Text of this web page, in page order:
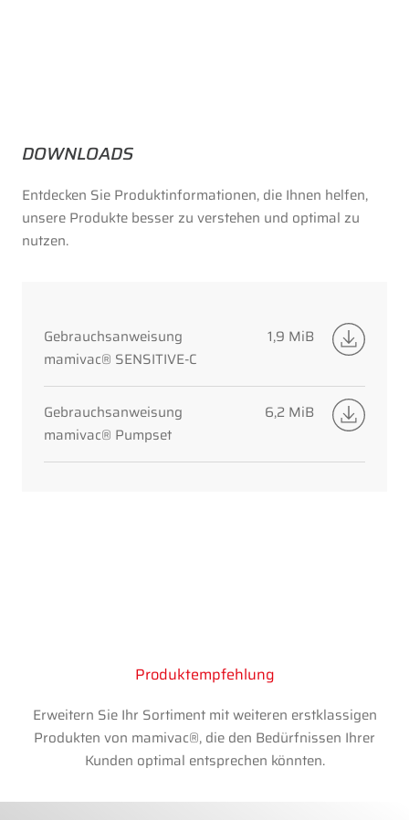
DOWNLOADS
Entdecken Sie Produktinformationen, die Ihnen helfen,
unsere Produkte besser zu verstehen und optimal zu
nutzen.
Gebrauchsanweisung
mamivac® SENSITIVE-C
1,9 MiB
Gebrauchsanweisung
mamivac® Pumpset
6,2 MiB
Produktempfehlung
Erweitern Sie Ihr Sortiment mit weiteren erstklassigen
Produkten von mamivac®, die den Bedürfnissen Ihrer
Kunden optimal entsprechen könnten.